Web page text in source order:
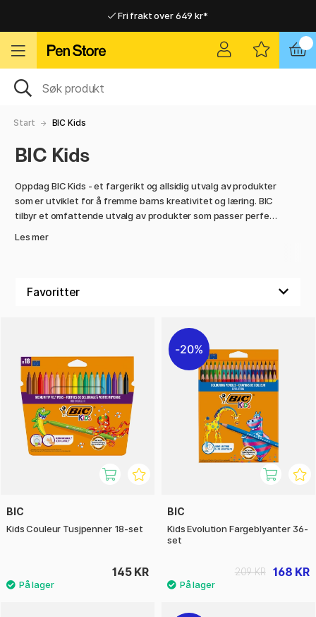
Fri frakt over 649 kr*
Raskt til dør eller utleveringssted
Raskt til dør eller utleveringssted
Start BIC Kids
BIC Kids
Oppdag BIC Kids - et fargerikt og allsidig utvalg av produkter
som er utviklet for å fremme barns kreativitet og læring. BIC
tilbyr et omfattende utvalg av produkter som passer perfekt
øyeblikkene i hverdagen.
Les mer
BIC
Kids Couleur Tusjpenner 18-set
145 KR
20%
BIC
Kids Evolution Fargeblyanter 36-
set
168 KR
209 KR